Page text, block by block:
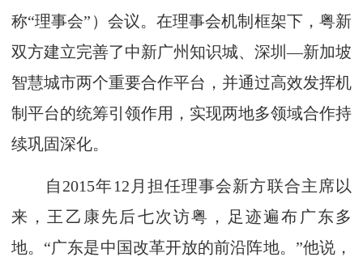
称“理事会”）会议。在理事会机制框架下，粤新
双方建立完善了中新广州知识城、深圳—新加坡
智慧城市两个重要合作平台，并通过高效发挥机
制平台的统筹引领作用，实现两地多领域合作持
续巩固深化。
自2015年12月担任理事会新方联合主席以
来，王乙康先后七次访粤，足迹遍布广东多
地。“广东是中国改革开放的前沿阵地。”他说，